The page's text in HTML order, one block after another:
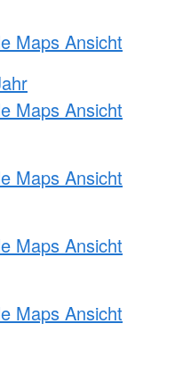
Maps Ansicht
Maps Ansicht
Maps Ansicht
Maps Ansicht
Maps Ansicht